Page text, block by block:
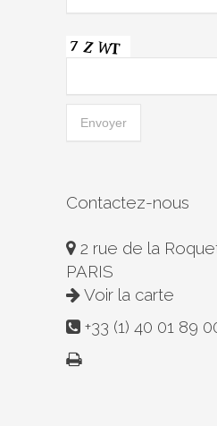
Contactez-nous
2 rue de la
PARIS
Voir la carte
+33 (1) 40 01 89